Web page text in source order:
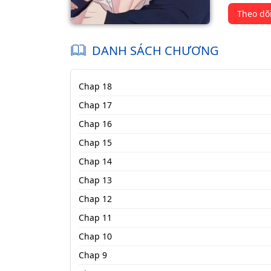
Theo
DANH SÁCH CHƯƠNG
Chap 18
Chap 17
Chap 16
Chap 15
Chap 14
Chap 13
Chap 12
Chap 11
Chap 10
Chap 9